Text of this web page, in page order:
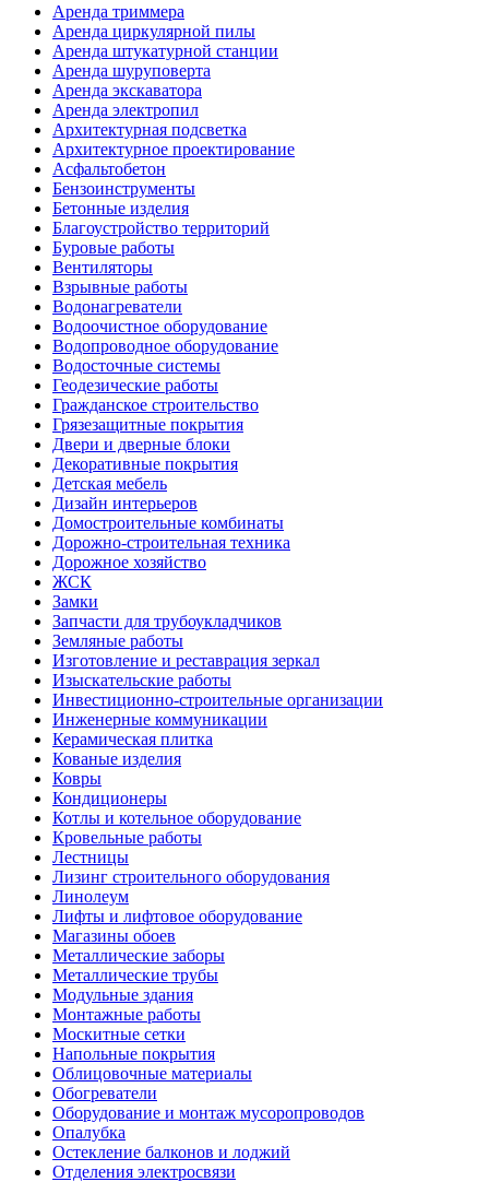
Аренда триммера
Аренда циркулярной пилы
Аренда штукатурной станции
Аренда шуруповерта
Аренда экскаватора
Аренда электропил
Архитектурная подсветка
Архитектурное проектирование
Асфальтобетон
Бензоинструменты
Бетонные изделия
Благоустройство территорий
Буровые работы
Вентиляторы
Взрывные работы
Водонагреватели
Водоочистное оборудование
Водопроводное оборудование
Водосточные системы
Геодезические работы
Гражданское строительство
Грязезащитные покрытия
Двери и дверные блоки
Декоративные покрытия
Детская мебель
Дизайн интерьеров
Домостроительные комбинаты
Дорожно-строительная техника
Дорожное хозяйство
ЖСК
Замки
Запчасти для трубоукладчиков
Земляные работы
Изготовление и реставрация зеркал
Изыскательские работы
Инвестиционно-строительные организации
Инженерные коммуникации
Керамическая плитка
Кованые изделия
Ковры
Кондиционеры
Котлы и котельное оборудование
Кровельные работы
Лестницы
Лизинг строительного оборудования
Линолеум
Лифты и лифтовое оборудование
Магазины обоев
Металлические заборы
Металлические трубы
Модульные здания
Монтажные работы
Москитные сетки
Напольные покрытия
Облицовочные материалы
Обогреватели
Оборудование и монтаж мусоропроводов
Опалубка
Остекление балконов и лоджий
Отделения электросвязи